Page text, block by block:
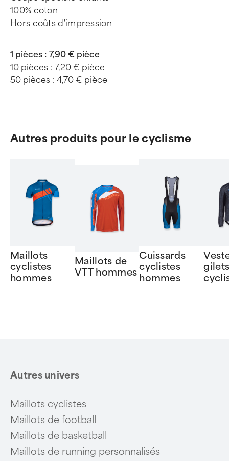
100% coton
Hors coûts d'impression
1 pièces : 7,90 € pièce
10 pièces : 7,20 € pièce
50 pièces : 4,70 € pièce
Autres produits pour le cyclisme
Maillots
cyclistes
hommes
Maillots de
VTT hommes
Cuissards
cyclistes
hommes
Autres univers
Maillots cyclistes
Maillots de football
Maillots de basketball
Maillots de running personnalisés